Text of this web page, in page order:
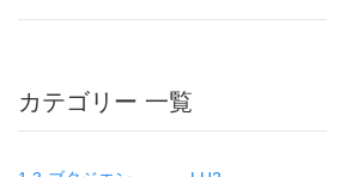
カテゴリー 一覧